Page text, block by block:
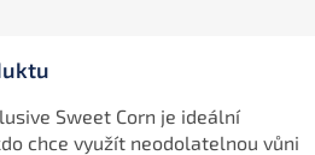
Sweet Corn je ideální
chce využít neodolatelnou vůni